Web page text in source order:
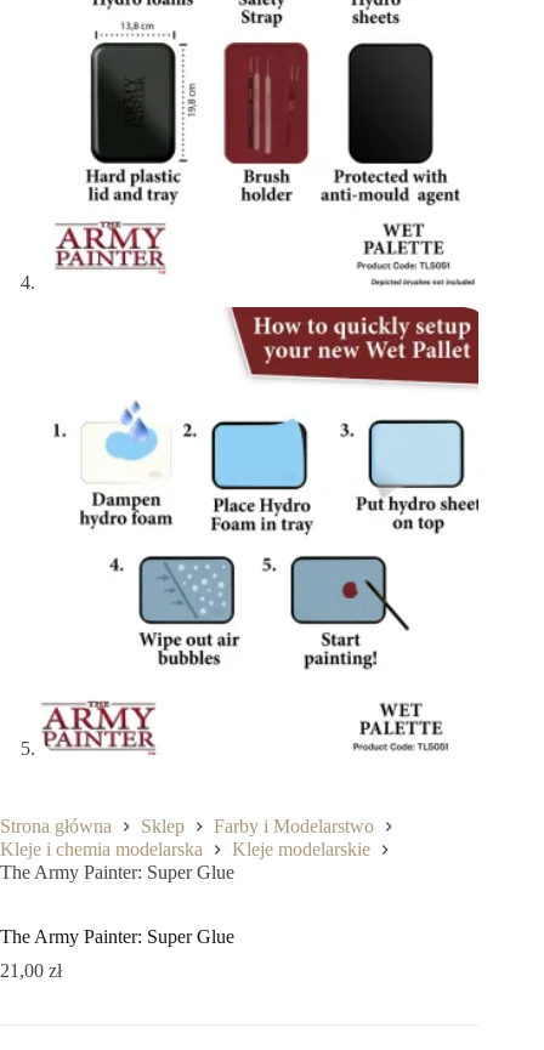
Strona główna Sklep
Farby i Modelarstwo
Kleje i chemia modelarska
Kleje modelarskie
The Army Painter: Super Glue
The Army Painter: Super Glue
21,00 zł